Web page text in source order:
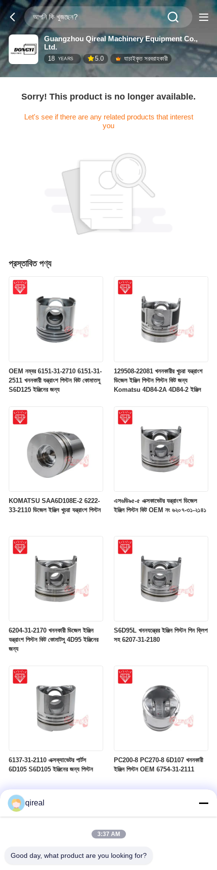
Guangzhou Qireal Machinery Equipment Co.,
Ltd.
18 YEARS 5.0 যাচাইকৃত সরবরাহকারী
Sorry! This product is no longer available.
Let's see if there are any related products that interest
you
প্রস্তাবিত পণ্য
OEM নম্বর 6151-31-2710 6151-31-
2511 খননকারী যন্ত্রাংশ পিস্টন কিট কোমাতসু
S6D125 ইঞ্জিনের জন্য
129508-22081 খননকারীর খুচরা যন্ত্রাংশ
ডিজেল ইঞ্জিন পিস্টন পিস্টন কিট জন্য
Komatsu 4D84-2A 4D84-2 ইঞ্জিন
KOMATSU SAA6D108E-2 6222-
33-2110 ডিজেল ইঞ্জিন খুচরা যন্ত্রাংশ পিস্টন
এস৬ডি৯৫-৫ এক্সকাভেটর যন্ত্রাংশ ডিজেল
ইঞ্জিন পিস্টন কিট OEM নং ৬২০৭-৩১-২১৪১
6204-31-2170 খননকারী ডিজেল ইঞ্জিন
যন্ত্রাংশ পিস্টন কিট কোমাটসু 4D95 ইঞ্জিনের
জন্য
S6D95L খননযন্ত্রের ইঞ্জিন পিস্টন পিন ক্লিপ
সহ 6207-31-2180
6137-31-2110 এক্সক্যাভেটর পার্টস
6D105 S6D105 ইঞ্জিনের জন্য পিস্টন
PC200-8 PC270-8 6D107 খননকারী
ইঞ্জিন পিস্টন OEM 6754-31-2111
qireal
3:37 AM
Good day, what product are you looking for?